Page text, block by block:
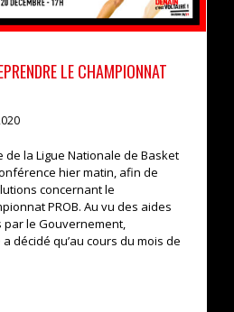
LE CHAMPIONNAT
de la Ligue Nationale de Basket
hier matin, afin de
concernant le
PROB. Au vu des aides
le Gouvernement,
décidé qu’au cours du mois de